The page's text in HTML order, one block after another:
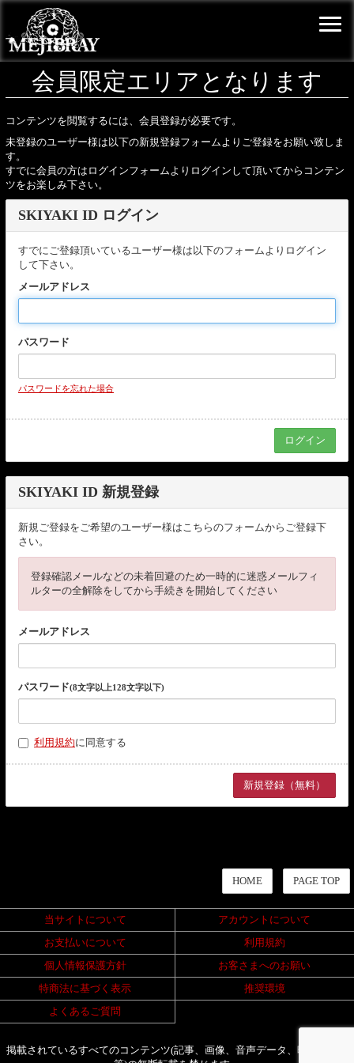
会員限定エリアとなります
コンテンツを閲覧するには、会員登録が必要です。
未登録のユーザー様は以下の新規登録フォームよりご登録をお願い致しま
す。
すでに会員の方はログインフォームよりログインして頂いてからコンテン
ツをお楽しみ下さい。
SKIYAKI ID ログイン
すでにご登録頂いているユーザー様は以下のフォームよりログイン
して下さい。
メールアドレス
パスワード
パスワードを忘れた場合
SKIYAKI ID 新規登録
新規ご登録をご希望のユーザー様はこちらのフォームからご登録下
さい。
登録確認メールなどの未着回避のため一時的に迷惑メールフィ
ルターの全解除をしてから手続きを開始してください
メールアドレス
パスワード(8文字以上128文字以下)
利用規約に同意する
HOME PAGE TOP
当サイトについて
アカウントについて
お支払いについて
利用規約
個人情報保護方針
お客さまへのお願い
特商法に基づく表示
推奨環境
よくあるご質問
掲載されているすべてのコンテンツ(記事、画像、音声データ、映像データ